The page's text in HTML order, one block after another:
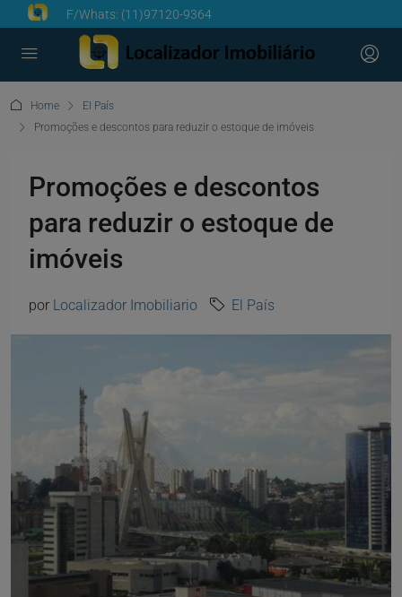
F/Whats: (11)97120-9364
Home
El País
Promoções e descontos para reduzir o estoque de imóveis
Promoções e descontos
para reduzir o estoque de
imóveis
por Localizador Imobiliario El País